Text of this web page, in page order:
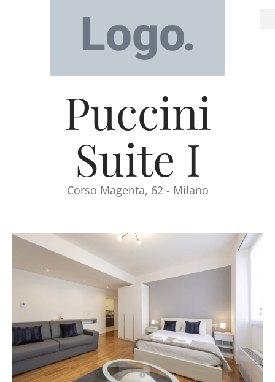
Puccini
Suite I
Corso Magenta, 62 - Milano